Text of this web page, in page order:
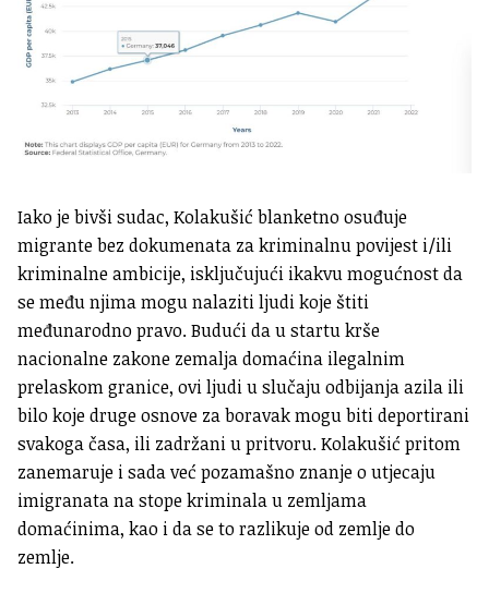
Iako je bivši sudac, Kolakušić blanketno osuđuje
migrante bez dokumenata za kriminalnu povijest i/ili
kriminalne ambicije, isključujući ikakvu mogućnost da
se među njima mogu nalaziti ljudi koje štiti
međunarodno pravo. Budući da u startu krše
nacionalne zakone zemalja domaćina ilegalnim
prelaskom granice, ovi ljudi u slučaju odbijanja azila ili
bilo koje druge osnove za boravak mogu biti deportirani
svakoga časa, ili zadržani u pritvoru. Kolakušić pritom
zanemaruje i sada već pozamašno znanje o utjecaju
imigranata na stope kriminala u zemljama
domaćinima, kao i da se to razlikuje od zemlje do
zemlje.